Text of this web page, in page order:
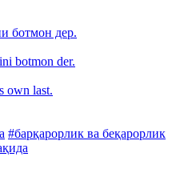
ботмон дер.
botmon der.
own last.
#барқарорлик ва беқарорлик